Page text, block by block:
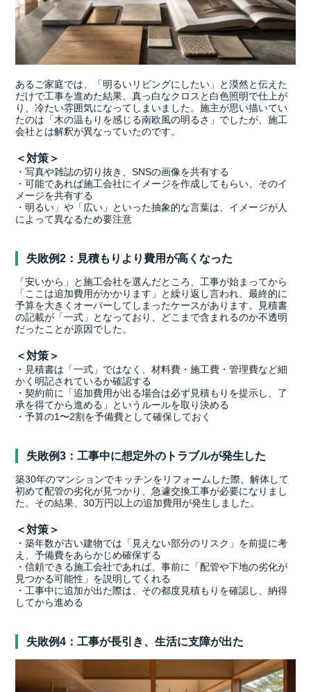
あるご家庭では、「明るいリビングにしたい」と漠然と伝えた
だけで工事を進めた結果、真っ白なクロスと白色照明で仕上が
り、冷たい雰囲気になってしまいました。施主が思い描いてい
たのは「木の温もりを感じる南欧風の明るさ」でしたが、施工
会社とは解釈が異なっていたのです。
＜対策＞
・写真や雑誌の切り抜き、SNSの画像を共有する
・可能であれば施工会社にイメージを作成してもらい、そのイ
メージを共有する
・明るい」や「広い」といった抽象的な言葉は、イメージが人
によって異なるため要注意
失敗例2：見積もりより費用が高くなった
「安いから」と施工会社を選んだところ、工事が始まってから
「ここは追加費用がかかります」と繰り返し言われ、最終的に
予算を大きくオーバーしてしまったケースがあります。見積書
の記載が「一式」となっており、どこまで含まれるのか不透明
だったことが原因でした。
＜対策＞
・見積書は「一式」ではなく、材料費・施工費・管理費など細
かく明記されているか確認する
・契約前に「追加費用が出る場合は必ず見積もりを提示し、了
承を得てから進める」というルールを取り決める
・予算の1〜2割を予備費として確保しておく
失敗例3：工事中に想定外のトラブルが発生した
築30年のマンションでキッチンをリフォームした際、解体して
初めて配管の劣化が見つかり、急遽交換工事が必要になりまし
た。その結果、30万円以上の追加費用が発生しました。
＜対策＞
・築年数が古い建物では「見えない部分のリスク」を前提に考
え、予備費をあらかじめ確保する
・信頼できる施工会社であれば、事前に「配管や下地の劣化が
見つかる可能性」を説明してくれる
・工事中に追加が出た際は、その都度見積もりを確認し、納得
してから進める
失敗例4：工事が長引き、生活に支障が出た